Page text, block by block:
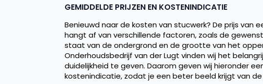
GEMIDDELDE PRIJZEN EN KOSTENINDICATIE
Benieuwd naar de kosten van stucwerk? De prijs van
hangt af van verschillende factoren, zoals de
staat van de ondergrond en de grootte van het
Onderhoudsbedrijf van der Lugt vinden wij het
duidelijkheid te geven. Daarom geven wij hieronder
kostenindicatie, zodat je een beter beeld krijgt van